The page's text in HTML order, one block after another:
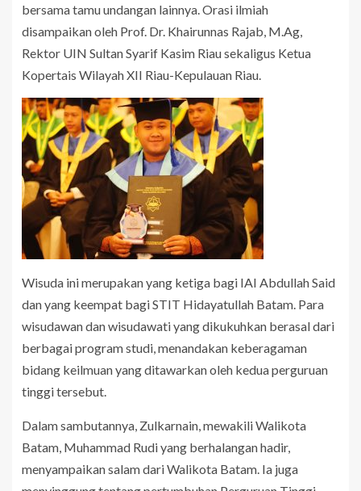
bersama tamu undangan lainnya. Orasi ilmiah
disampaikan oleh Prof. Dr. Khairunnas Rajab, M.Ag,
Rektor UIN Sultan Syarif Kasim Riau sekaligus Ketua
Kopertais Wilayah XII Riau-Kepulauan Riau.
Wisuda ini merupakan yang ketiga bagi IAI Abdullah Said
dan yang keempat bagi STIT Hidayatullah Batam. Para
wisudawan dan wisudawati yang dikukuhkan berasal dari
berbagai program studi, menandakan keberagaman
bidang keilmuan yang ditawarkan oleh kedua perguruan
tinggi tersebut.
Dalam sambutannya, Zulkarnain, mewakili Walikota
Batam, Muhammad Rudi yang berhalangan hadir,
menyampaikan salam dari Walikota Batam. Ia juga